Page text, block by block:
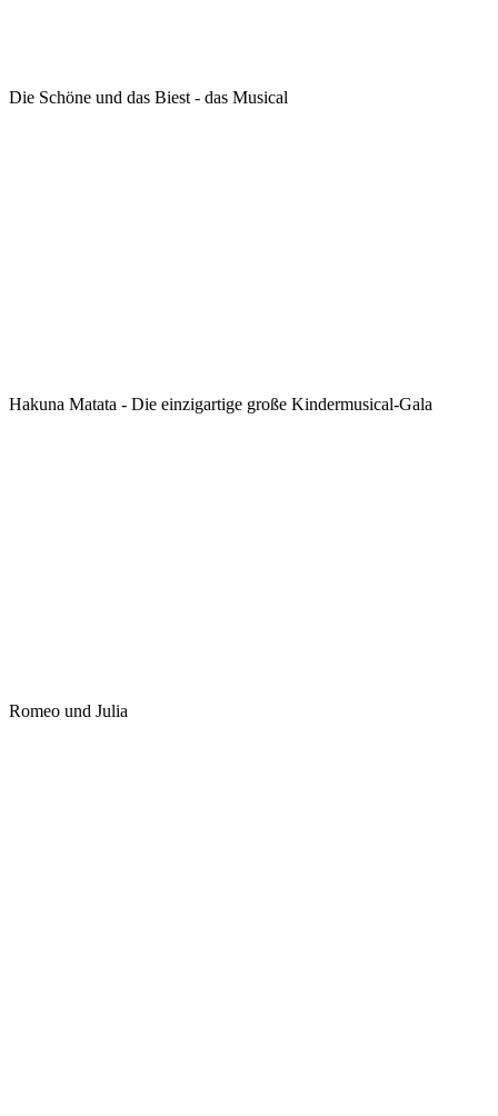
Die Schöne und das Biest - das Musical
Hakuna Matata - Die einzigartige große Kindermusical-Gala
Romeo und Julia